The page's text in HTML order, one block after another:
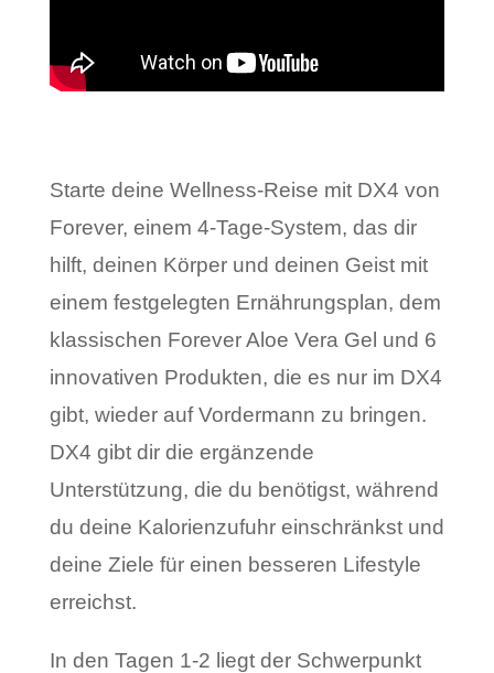
Starte deine Wellness-Reise mit DX4 von
Forever, einem 4-Tage-System, das dir
hilft, deinen Körper und deinen Geist mit
einem festgelegten Ernährungsplan, dem
klassischen Forever Aloe Vera Gel und 6
innovativen Produkten, die es nur im DX4
gibt, wieder auf Vordermann zu bringen.
DX4 gibt dir die ergänzende
Unterstützung, die du benötigst, während
du deine Kalorienzufuhr einschränkst und
deine Ziele für einen besseren Lifestyle
erreichst.
In den Tagen 1-2 liegt der Schwerpunkt